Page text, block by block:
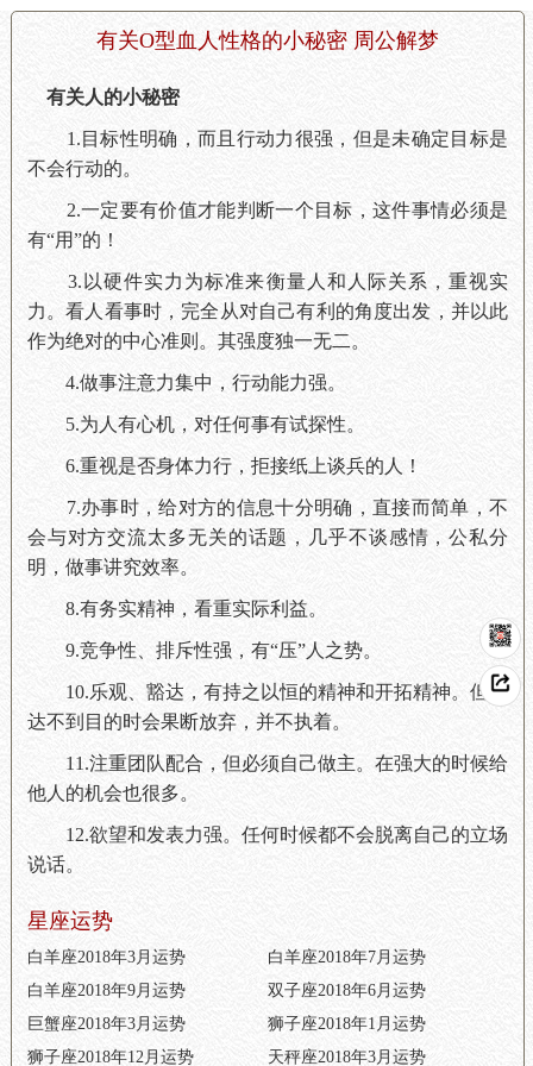
有关O型血人性格的小秘密 周公解梦
有关人的小秘密
1.目标性明确，而且行动力很强，但是未确定目标是
不会行动的。
2.一定要有价值才能判断一个目标，这件事情必须是
有“用”的！
3.以硬件实力为标准来衡量人和人际关系，重视实
力。看人看事时，完全从对自己有利的角度出发，并以此
作为绝对的中心准则。其强度独一无二。
4.做事注意力集中，行动能力强。
5.为人有心机，对任何事有试探性。
6.重视是否身体力行，拒接纸上谈兵的人！
7.办事时，给对方的信息十分明确，直接而简单，不
会与对方交流太多无关的话题，几乎不谈感情，公私分
明，做事讲究效率。
8.有务实精神，看重实际利益。
9.竞争性、排斥性强，有“压”人之势。
10.乐观、豁达，有持之以恒的精神和开拓精神。但在
达不到目的时会果断放弃，并不执着。
11.注重团队配合，但必须自己做主。在强大的时候给
他人的机会也很多。
12.欲望和发表力强。任何时候都不会脱离自己的立场
说话。
星座运势
白羊座2018年3月运势
白羊座2018年7月运势
白羊座2018年9月运势
双子座2018年6月运势
巨蟹座2018年3月运势
狮子座2018年1月运势
狮子座2018年12月运势
天秤座2018年3月运势